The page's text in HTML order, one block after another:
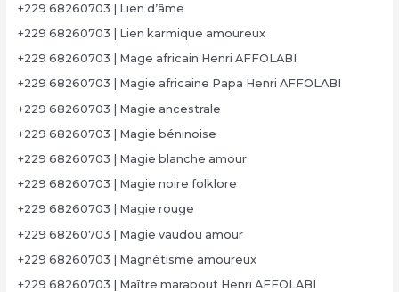
+229 68260703 | Lien d’âme
+229 68260703 | Lien karmique amoureux
+229 68260703 | Mage africain Henri AFFOLABI
+229 68260703 | Magie africaine Papa Henri AFFOLABI
+229 68260703 | Magie ancestrale
+229 68260703 | Magie béninoise
+229 68260703 | Magie blanche amour
+229 68260703 | Magie noire folklore
+229 68260703 | Magie rouge
+229 68260703 | Magie vaudou amour
+229 68260703 | Magnétisme amoureux
+229 68260703 | Maître marabout Henri AFFOLABI